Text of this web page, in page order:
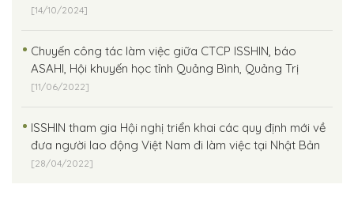
[14/10/2024]
Chuyến công tác làm việc giữa CTCP ISSHIN, báo
ASAHI, Hội khuyến học tỉnh Quảng Bình, Quảng Trị
[11/06/2022]
ISSHIN tham gia Hội nghị triển khai các quy định mới về
đưa người lao động Việt Nam đi làm việc tại Nhật Bản
[28/04/2022]